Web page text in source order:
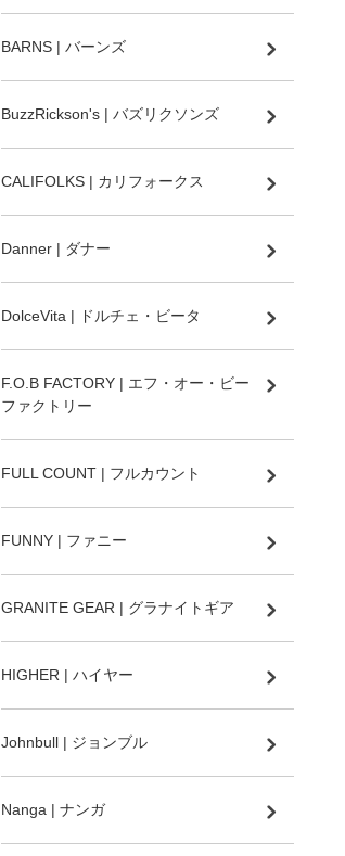
BARNS | バーンズ
BuzzRickson's | バズリクソンズ
CALIFOLKS | カリフォークス
Danner | ダナー
DolceVita | ドルチェ・ビータ
F.O.B FACTORY | エフ・オー・ビー
ファクトリー
FULL COUNT | フルカウント
FUNNY | ファニー
GRANITE GEAR | グラナイトギア
HIGHER | ハイヤー
Johnbull | ジョンブル
Nanga | ナンガ